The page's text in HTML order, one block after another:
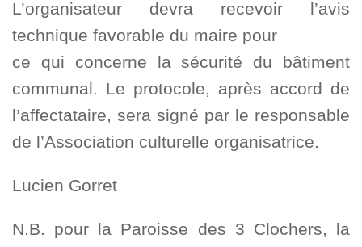
L’organisateur devra recevoir l’avis
technique favorable du maire pour
ce qui concerne la sécurité du bâtiment
communal. Le protocole, après accord de
l’affectataire, sera signé par le responsable
de l’Association culturelle organisatrice.
Lucien Gorret
N.B. pour la Paroisse des 3 Clochers, la